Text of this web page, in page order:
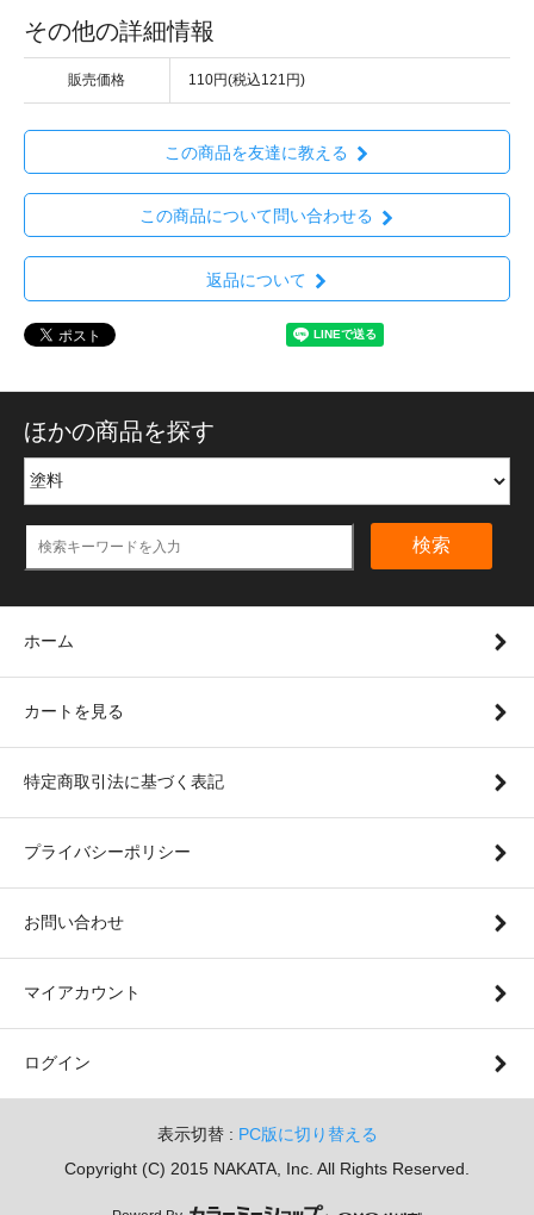
その他の詳細情報
販売価格 110円(税込121円)
この商品を友達に教える
この商品について問い合わせる
返品について
ほかの商品を探す
検索
ホーム
カートを見る
特定商取引法に基づく表記
プライバシーポリシー
お問い合わせ
マイアカウント
ログイン
表示切替 : PC版に切り替える
Copyright (C) 2015 NAKATA, Inc. All Rights Reserved.